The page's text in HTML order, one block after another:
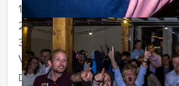
12 - 19 personen
20 - 29 personen
30 - 39 personen
Vanaf 40 personen
De prijzen zijn exclusief BTW